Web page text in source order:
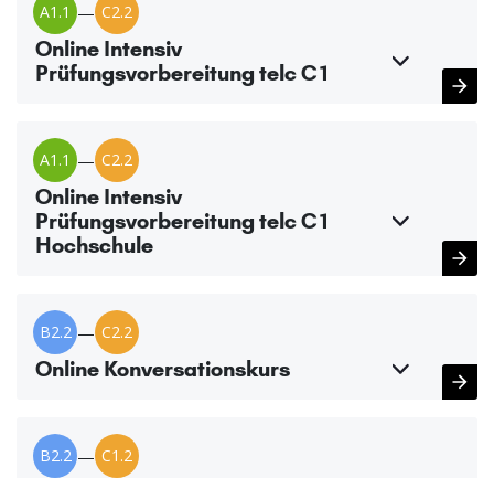
A1.1 — C2.2
Online Intensiv
Prüfungsvorbereitung telc C1
A1.1 — C2.2
Online Intensiv
Prüfungsvorbereitung telc C1
Hochschule
B2.2 — C2.2
Online Konversationskurs
B2.2 — C1.2